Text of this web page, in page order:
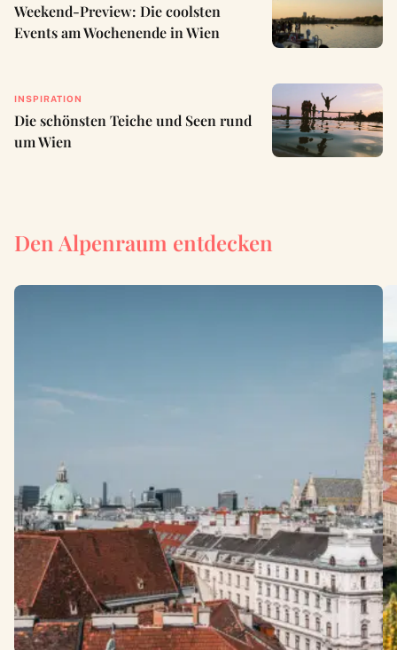
Weekend-Preview: Die coolsten
Events am Wochenende in Wien
INSPIRATION
Die schönsten Teiche und Seen rund
um Wien
Den Alpenraum entdecken